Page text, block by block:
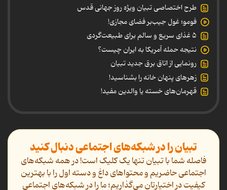
طرح اختصاصی تبیان ویژه روز جهانی قدس
فومو؛ غول جیب‌بر فضای مجازی!
۵ غذای سریع و سالم برای طبیعت‌گردی
نتیجه حمله آمریکا به ایران چیست؟
رونمایی از اتاق برق جدید تبیان
زهرهای پنهان خانه را بشناسید!
قهرمان‌های خسته یا والدین مفید!
تبیان را در شبکه‌های اجتماعی دنبال کنید
فاصله شما با تبیان تنها یک کلیک است! در همه شبکه‌های
اجتماعی حاضریم و محتواهای داغ و دسته اول را با بهترین
کیفیت در اختیارتان می‌گذاریم؛ ما را در شبکه‌های اجتماعی